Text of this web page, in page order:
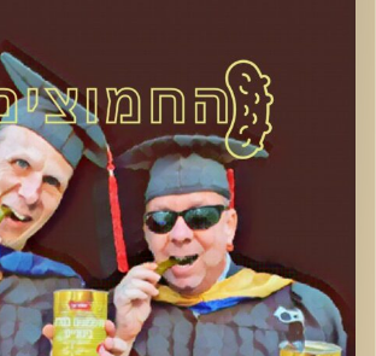
קרדיט תמונות:AudioVersity